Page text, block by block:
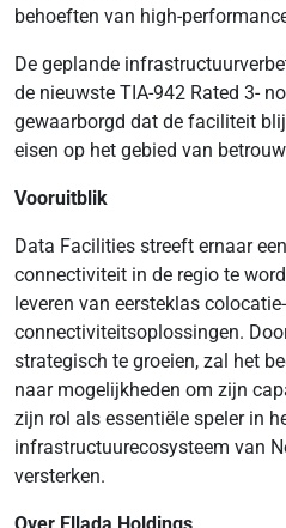
behoeften van high-
De geplande
de nieuwste TIA-942 Rated 3-
gewaarborgd dat de faciliteit
eisen op het gebied van
Vooruitblik
Data Facilities streeft ernaar
connectiviteit in de regio te
leveren van eersteklas
connectiviteitsoplossingen.
strategisch te groeien, zal het
naar mogelijkheden om zijn
zijn rol als essentiële speler in
infrastructuurecosysteem van
versterken.